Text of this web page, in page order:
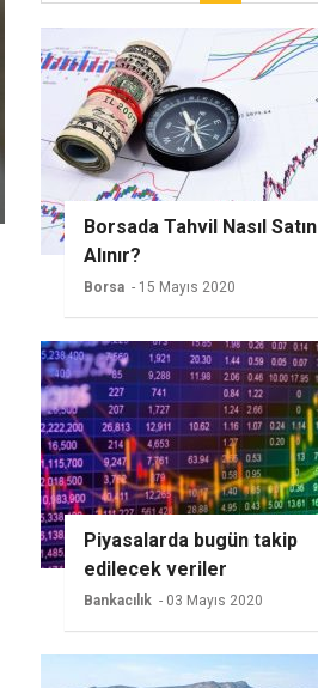
Borsada Tahvil Nasıl Satın
Alınır?
Borsa - 15 Mayıs 2020
Piyasalarda bugün takip
edilecek veriler
Bankacılık - 03 Mayıs 2020